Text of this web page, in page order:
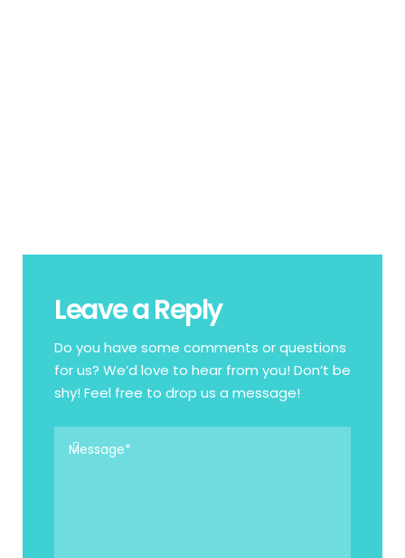
Leave a Reply
Do you have some comments or questions
for us? We’d love to hear from you! Don’t be
shy! Feel free to drop us a message!